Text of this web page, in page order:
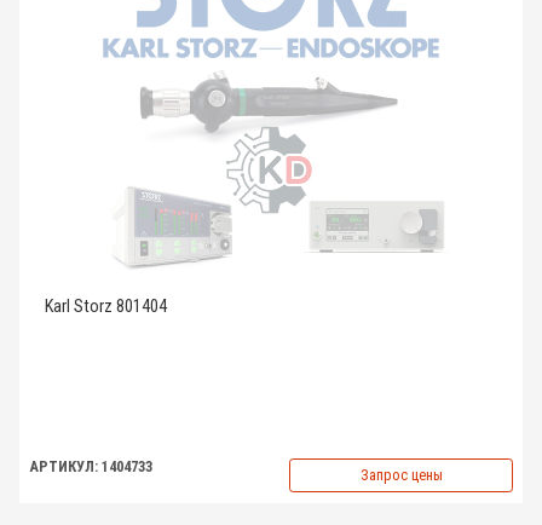
Karl Storz 801404
АРТИКУЛ: 1404733 Запрос цены